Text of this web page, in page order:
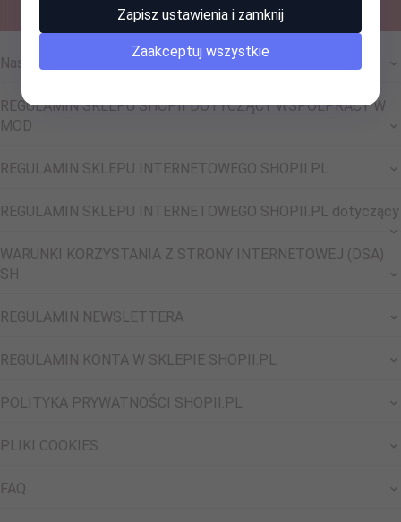
Nasze Sociale !
REGULAMIN SKLEPU SHOPII DOTYCZĄCY WSPÓŁPRACY W
MOD
REGULAMIN SKLEPU INTERNETOWEGO SHOPII.PL
REGULAMIN SKLEPU INTERNETOWEGO SHOPII.PL dotyczący
WARUNKI KORZYSTANIA Z STRONY INTERNETOWEJ (DSA)
SH
REGULAMIN NEWSLETTERA
REGULAMIN KONTA W SKLEPIE SHOPII.PL
POLITYKA PRYWATNOŚCI SHOPII.PL
PLIKI COOKIES
FAQ
Zapisz ustawienia i zamknij
Zaakceptuj wszystkie